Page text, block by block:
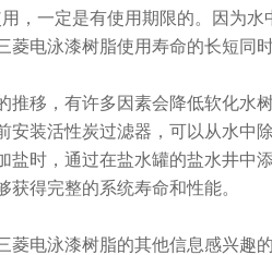
，一定是有使用期限的。因为
电泳漆树脂使用寿命的长短同
移，有许多因素会降低软化水
装活性炭过滤器，可以从水中
时，通过在盐水罐的盐水井中
得完整的系统寿命和性能。
电泳漆树脂的其他信息感兴趣